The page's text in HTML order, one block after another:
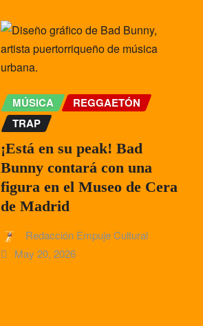
MÚSICA
REGGAETÓN
TRAP
¡Está en su peak! Bad
Bunny contará con una
figura en el Museo de Cera
de Madrid
Redacción Empuje Cultural
May 20, 2026